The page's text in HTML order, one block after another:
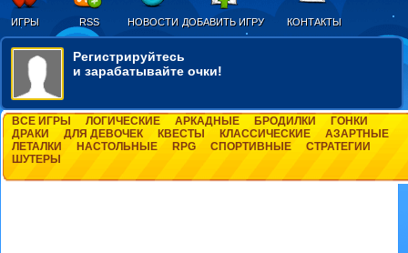
ИГРЫ RSS НОВОСТИ ДОБАВИТЬ ИГРУ КОНТАКТЫ
Регистрируйтесь
и зарабатывайте очки!
ВСЕ ИГРЫ ЛОГИЧЕСКИЕ АРКАДНЫЕ БРОДИЛКИ
ГОНКИ
ДРАКИ
ДЛЯ ДЕВОЧЕК КВЕСТЫ КЛАССИЧЕСКИЕ
АЗАРТНЫЕ
ЛЕТАЛКИ
НАСТОЛЬНЫЕ RPG СПОРТИВНЫЕ
СТРАТЕГИИ
ШУТЕРЫ